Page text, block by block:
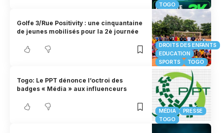
TOGO
DROITS DES ENFANTS
EDUCATION
SPORTS
TOGO
Golfe 3/Rue Positivity : une cinquantaine
de jeunes mobilisés pour la 2è journée
MÉDIA
PRESSE
TOGO
Togo: Le PPT dénonce l’octroi des
badges « Média » aux influenceurs